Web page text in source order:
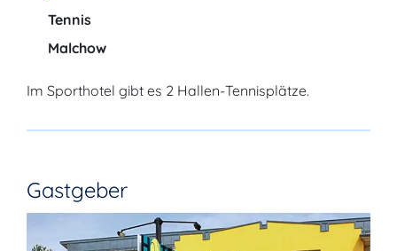
Tennis
Malchow
Im Sporthotel gibt es 2 Hallen-Tennisplätze.
Gastgeber